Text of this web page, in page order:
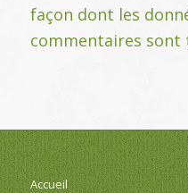
façon dont les
commentaires sont
Accueil